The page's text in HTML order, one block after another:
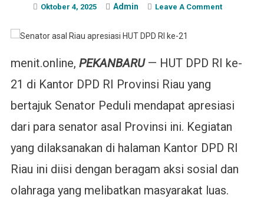
Oktober 4, 2025 Admin Leave A CommentOn
Apresiasi
DPD
Ke-
21
menit.online, PEKANBARU— HUT DPD RI ke-
21 di Kantor DPD RI Provinsi Riau yang
bertajuk Senator Peduli mendapat apresiasi
dari para senator asal Provinsi ini. Kegiatan
yang dilaksanakan di halaman Kantor DPD RI
Riau ini diisi dengan beragam aksi sosial dan
olahraga yang melibatkan masyarakat luas.